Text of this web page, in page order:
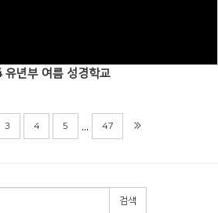
유년부 여름 성경학교
3 4 5 ... 47
검색